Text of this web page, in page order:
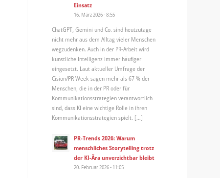
Einsatz
16. März 2026 - 8:55
ChatGPT, Gemini und Co. sind heutzutage
nicht mehr aus dem Alltag vieler Menschen
wegzudenken. Auch in der PR-Arbeit wird
künstliche Intelligenz immer häufiger
eingesetzt. Laut aktueller Umfrage der
Cision/PR Week sagen mehr als 67 % der
Menschen, die in der PR oder für
Kommunikationsstrategien verantwortlich
sind, dass KI eine wichtige Rolle in ihren
Kommunikationsstrategien spielt. […]
PR-Trends 2026: Warum
menschliches Storytelling trotz
der KI-Ära unverzichtbar bleibt
20. Februar 2026 - 11:05